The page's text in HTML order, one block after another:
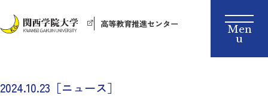
高等教育推進センター
2024.10.23［ニュース］